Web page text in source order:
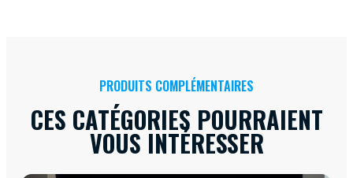
PRODUITS COMPLÉMENTAIRES
CES CATÉGORIES POURRAIENT
VOUS INTÉRESSER